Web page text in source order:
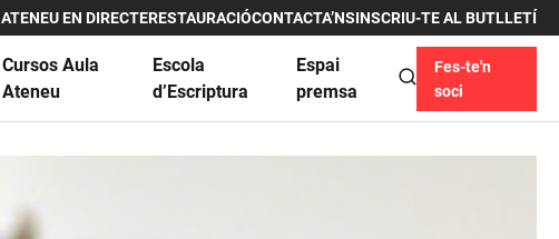
ATENEU EN DIRECTERESTAURACIÓCONTACTA’NSINSCRIU-TE AL BUTLLETÍ
Cursos Aula
Ateneu
Escola
d’Escriptura
Espai
premsa
Fes-te'n
soci